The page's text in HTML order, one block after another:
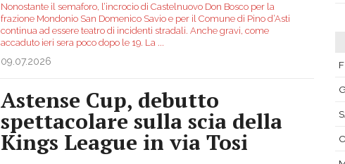
Nonostante il semaforo, l’incrocio di Castelnuovo Don Bosco per la
frazione Mondonio San Domenico Savio e per il Comune di Pino d’Asti
continua ad essere teatro di incidenti stradali. Anche gravi, come
accaduto ieri sera poco dopo le 19. La
09.07.2026
Astense Cup, debutto
spettacolare sulla scia della
Kings League in via Tosi